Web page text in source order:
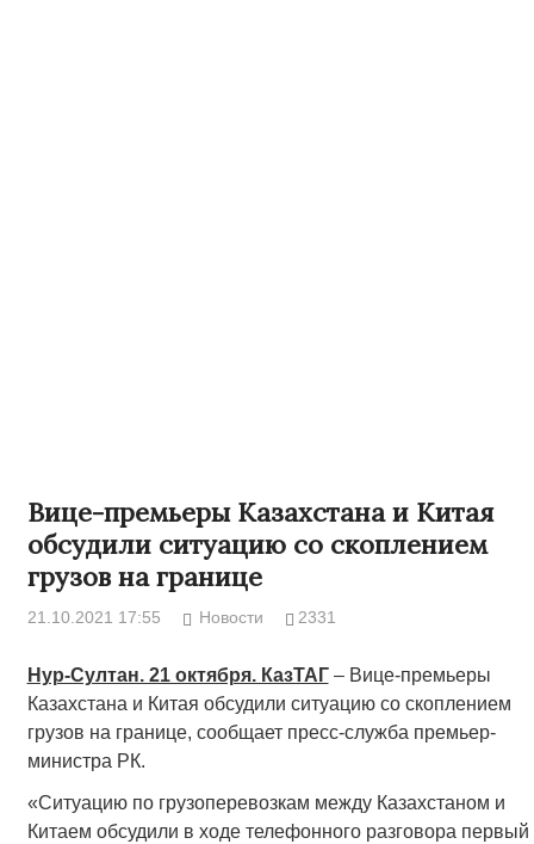
Вице-премьеры Казахстана и Китая
обсудили ситуацию со скоплением
грузов на границе
21.10.2021 17:55 Новости 2331
Нур-Султан. 21 октября. КазТАГ– Вице-премьеры
Казахстана и Китая обсудили ситуацию со скоплением
грузов на границе, сообщает пресс-служба премьер-
министра РК.
«Ситуацию по грузоперевозкам между Казахстаном и
Китаем обсудили в ходе телефонного разговора первый